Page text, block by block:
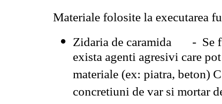
Materiale folosite la executarea
Zidaria de caramida - Se
exista agenti agresivi care
materiale (ex: piatra, beton)
concretiuni de var si mortar